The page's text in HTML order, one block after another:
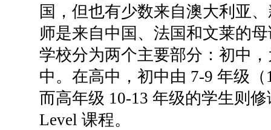
国，但也有少数来自澳大利亚
师是来自中国、法国和文莱的
学校分为两个主要部分：初中
中。 在高中，初中由 7-9 年级
而高年级 10-13 年级的学生则
Level 课程。